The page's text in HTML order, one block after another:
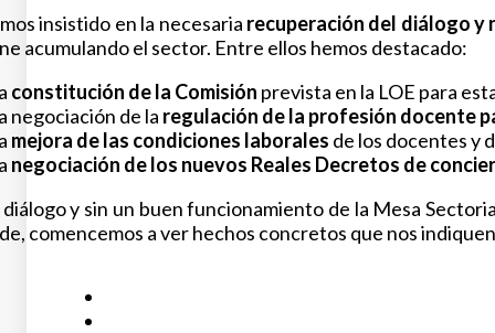
insistido en la necesaria recuperación del diálogo y
acumulando el sector. Entre ellos hemos destacado:
constitución de la Comisión prevista en la LOE para
negociación de la regulación de la profesión docente
mejora de las condiciones laborales de los docentes y
negociación de los nuevos Reales Decretos de
diálogo y sin un buen funcionamiento de la Mesa
comencemos a ver hechos concretos que nos